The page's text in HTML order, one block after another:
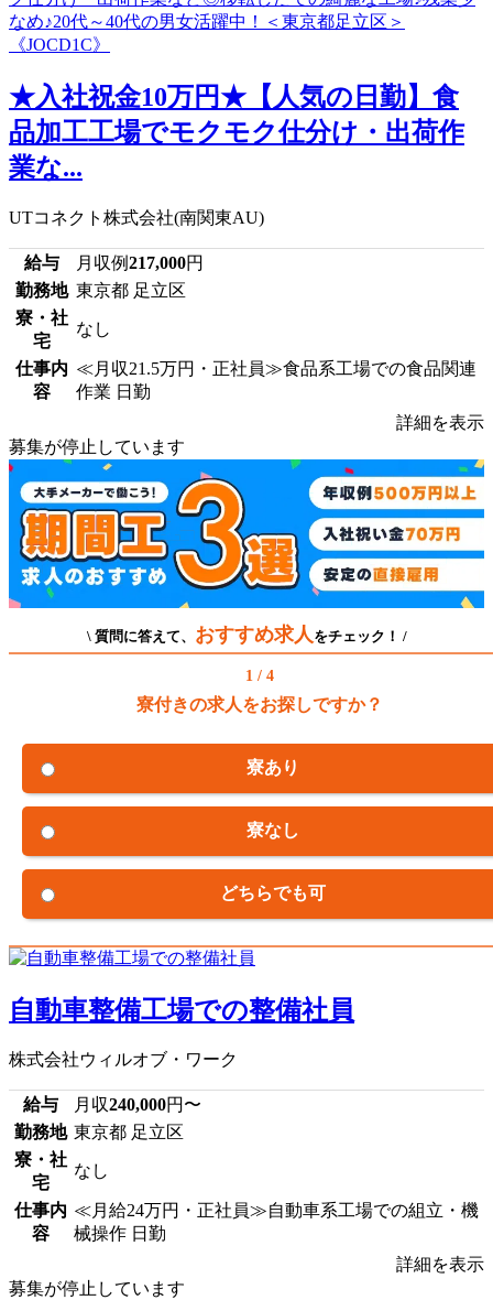
★入社祝金10万円★【人気の日勤】食
品加工工場でモクモク仕分け・出荷作
業な...
UTコネクト株式会社(南関東AU)
給与 月収例217,000円
勤務地 東京都 足立区
寮・社
宅
なし
仕事内
容
≪月収21.5万円・正社員≫食品系工場での食品関連
作業 日勤
詳細を表示
募集が停止しています
\ 質問に答えて、 おすすめ求人 をチェック！ /
1 / 4
寮付きの求人をお探しですか？
寮あり
寮なし
どちらでも可
自動車整備工場での整備社員
株式会社ウィルオブ・ワーク
給与 月収240,000円〜
勤務地 東京都 足立区
寮・社
宅
なし
仕事内
容
≪月給24万円・正社員≫自動車系工場での組立・機
械操作 日勤
詳細を表示
募集が停止しています